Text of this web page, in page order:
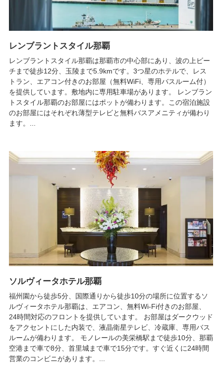
レンブラントスタイル那覇
レンブラントスタイル那覇は那覇市の中心部にあり、波の上ビー
チまで徒歩12分、玉陵まで5.9kmです。3つ星のホテルで、レス
トラン、エアコン付きのお部屋（無料WiFi、専用バスルーム付）
を提供しています。敷地内に専用駐車場があります。 レンブラン
トスタイル那覇のお部屋にはポットが備わります。この宿泊施設
のお部屋にはそれぞれ薄型テレビと無料バスアメニティが備わり
ます。...
ソルヴィータホテル那覇
福州園から徒歩5分、国際通りから徒歩10分の場所に位置するソ
ルヴィータホテル那覇は、エアコン、無料Wi-Fi付きのお部屋、
24時間対応のフロントを提供しています。 お部屋はダークウッド
をアクセントにした内装で、液晶衛星テレビ、冷蔵庫、専用バス
ルームが備わります。 モノレールの美栄橋駅まで徒歩10分、那覇
空港まで車で8分、首里城まで車で15分です。すぐ近くに24時間
営業のコンビニがあります。...